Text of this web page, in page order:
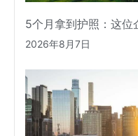
5个月拿到护照：这位
2026年8月7日